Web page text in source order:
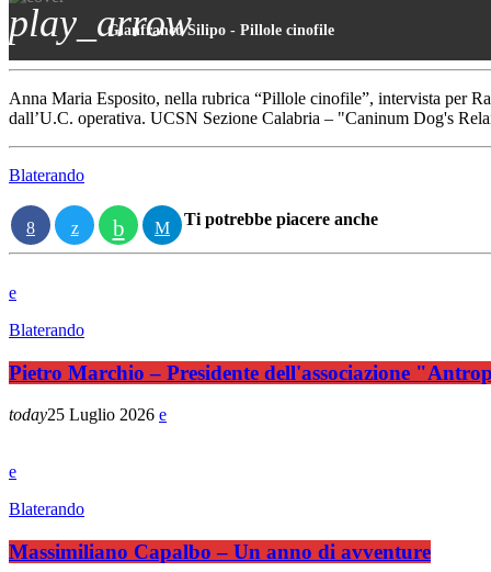
play_arrowGianfranco Silipo - Pillole cinofile
Anna Maria Esposito, nella rubrica “Pillole cinofile”, intervista per
dall’U.C. operativa. UCSN Sezione Calabria – "Caninum Dog's
Blaterando
Ti potrebbe piacere anche
Blaterando
Pietro Marchio – Presidente dell'associazione
today25 Luglio 2026
Blaterando
Massimiliano Capalbo – Un anno di avventure